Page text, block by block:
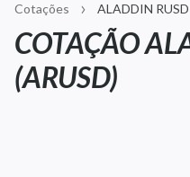
Newsletters
Money Trader
Cotações ALADDIN
COTAÇÃO
(ARUSD)